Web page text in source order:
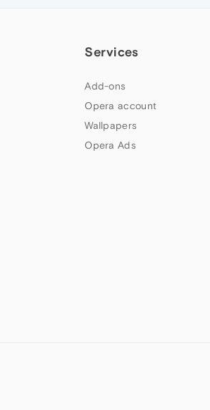
Services
Add-ons
Opera account
Wallpapers
Opera Ads